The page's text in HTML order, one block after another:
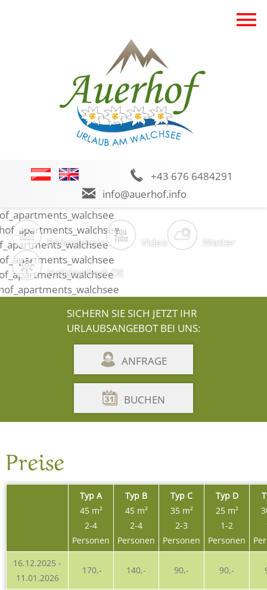
+43 676 6484291
info@auerhof.info
Bildergalerie Video Wetter
Holidaycheck DE
SICHERN SIE SICH JETZT IHR
URLAUBSANGEBOT BEI UNS:
ANFRAGE
BUCHEN
Preise
Typ A
45 m²
2-4
Personen
Typ B
45 m²
2-4
Personen
Typ C
35 m²
2-3
Personen
Typ D
25 m²
1-2
Personen
16.12.2025 -
11.01.2026
170,- 140,- 90,- 90,-